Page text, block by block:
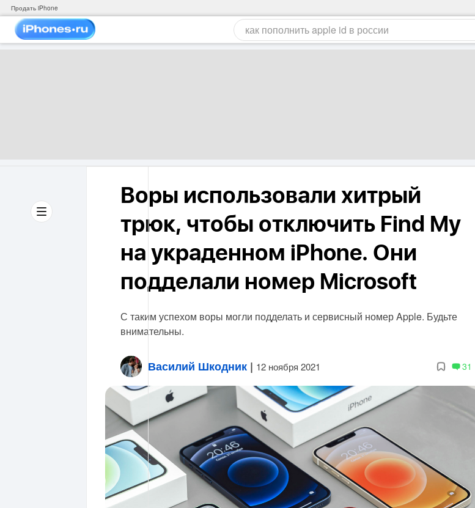
Продать iPhone
Воры использовали хитрый
трюк, чтобы отключить Find My
на украденном iPhone. Они
подделали номер Microsoft
С таким успехом воры могли подделать и сервисный номер Apple. Будьте
внимательны.
Василий Шкодник | 12 ноября 2021 31